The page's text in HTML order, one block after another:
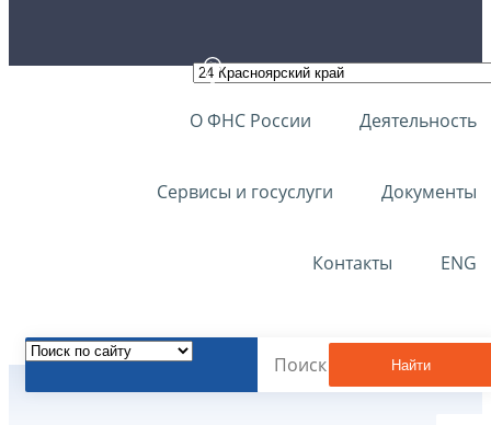
О ФНС России Деятельность
Сервисы и госуслуги Документы
Контакты ENG
Найти